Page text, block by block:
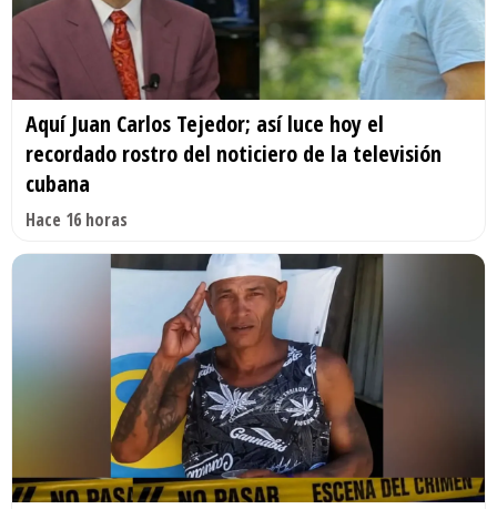
Aquí Juan Carlos Tejedor; así luce hoy el
recordado rostro del noticiero de la televisión
cubana
Hace 16 horas